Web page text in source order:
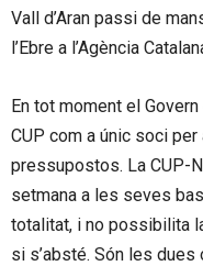
Vall d’Aran passi de
l’Ebre a l’Agència
En tot moment el
CUP com a únic soci
pressupostos. La CUP-
setmana a les seves
totalitat, i no possibilita
si s’absté. Són les